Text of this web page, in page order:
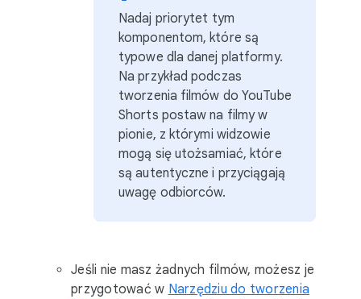
Nadaj priorytet tym
komponentom, które są
typowe dla danej platformy.
Na przykład podczas
tworzenia filmów do YouTube
Shorts postaw na filmy w
pionie, z którymi widzowie
mogą się utożsamiać, które
są autentyczne i przyciągają
uwagę odbiorców.
Jeśli nie masz żadnych filmów, możesz je
przygotować w Narzędziu do tworzenia